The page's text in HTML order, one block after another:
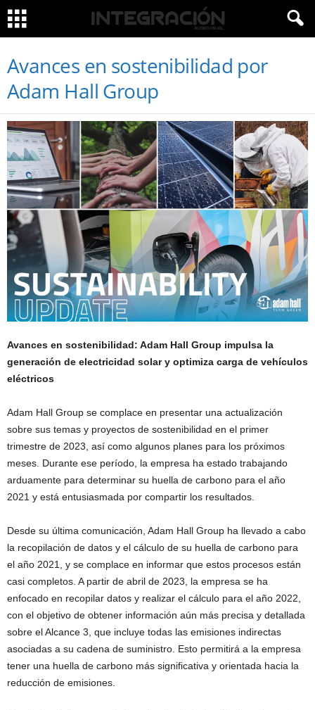
Avances en sostenibilidad por
Adam Hall Group
Avances en sostenibilidad: Adam Hall Group impulsa la
generación de electricidad solar y optimiza carga de vehículos
eléctricos
Adam Hall Group se complace en presentar una actualización
sobre sus temas y proyectos de sostenibilidad en el primer
trimestre de 2023, así como algunos planes para los próximos
meses. Durante ese período, la empresa ha estado trabajando
arduamente para determinar su huella de carbono para el año
2021 y está entusiasmada por compartir los resultados.
Desde su última comunicación, Adam Hall Group ha llevado a cabo
la recopilación de datos y el cálculo de su huella de carbono para
el año 2021, y se complace en informar que estos procesos están
casi completos. A partir de abril de 2023, la empresa se ha
enfocado en recopilar datos y realizar el cálculo para el año 2022,
con el objetivo de obtener información aún más precisa y detallada
sobre el Alcance 3, que incluye todas las emisiones indirectas
asociadas a su cadena de suministro. Esto permitirá a la empresa
tener una huella de carbono más significativa y orientada hacia la
reducción de emisiones.